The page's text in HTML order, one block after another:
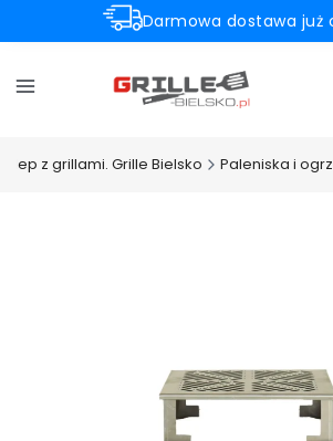
Darmowa dostawa już
z grillami. Grille Bielsko Paleniska i